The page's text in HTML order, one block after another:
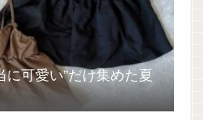
に可愛い”だけ集めた夏